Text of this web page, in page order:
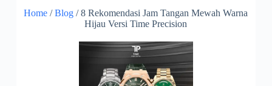
Home /Blog / 8 Rekomendasi Jam Tangan Mewah Warna
Hijau Versi Time Precision